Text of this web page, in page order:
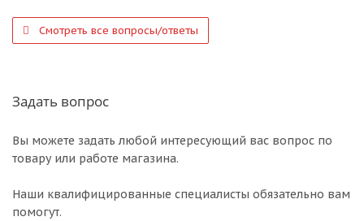
Смотреть все вопросы/ответы
Задать вопрос
Вы можете задать любой интересующий вас вопрос по
товару или работе магазина.
Наши квалифицированные специалисты обязательно вам
помогут.